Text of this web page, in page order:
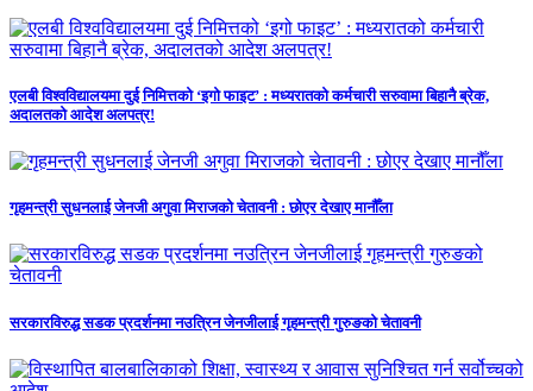
एलबी विश्वविद्यालयमा दुई निमित्तको ‘इगो फाइट’ : मध्यरातको कर्मचारी सरुवामा बिहानै ब्रेक,
अदालतको आदेश अलपत्र!
गृहमन्त्री सुधनलाई जेनजी अगुवा मिराजको चेतावनी : छोएर देखाए मानौँला
सरकारविरुद्ध सडक प्रदर्शनमा नउत्रिन जेनजीलाई गृहमन्त्री गुरुङको चेतावनी